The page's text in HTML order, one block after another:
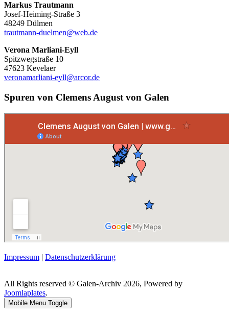
Markus Trautmann
Josef-Heiming-Straße 3
48249 Dülmen
trautmann-duelmen@web.de
Verona Marliani-Eyll
Spitzwegstraße 10
47623 Kevelaer
veronamarliani-eyll@arcor.de
Spuren von Clemens August von Galen
Impressum | Datenschutzerklärung
All Rights reserved © Galen-Archiv 2026, Powered by
Joomlaplates.
Mobile Menu Toggle